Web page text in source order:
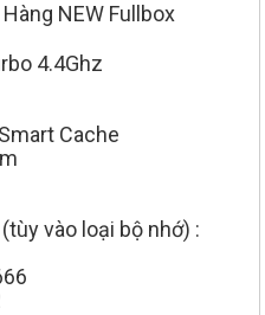
NEW Fullbox
4.4Ghz
Cache
vào loại bộ nhớ) :